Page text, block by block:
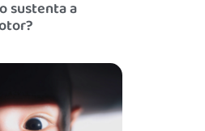
sustenta a